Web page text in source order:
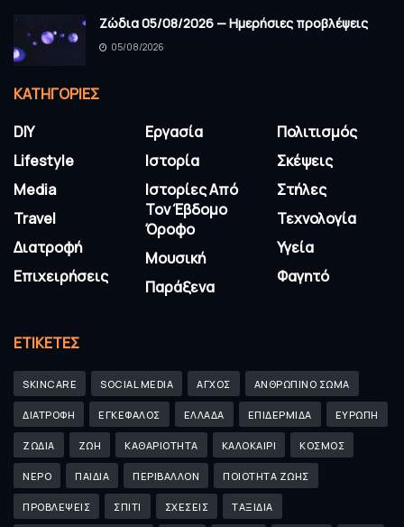
Ζώδια 05/08/2026 — Ημερήσιες προβλέψεις
05/08/2026
KΑΤΗΓΟΡΊΕΣ
DIY
Lifestyle
Media
Travel
Διατροφή
Επιχειρήσεις
Εργασία
Ιστορία
Ιστορίες Από
Τον Έβδομο
Όροφο
Μουσική
Παράξενα
Πολιτισμός
Σκέψεις
Στήλες
Τεχνολογία
Υγεία
Φαγητό
ΕΤΙΚΈΤΕΣ
SKINCARE SOCIAL MEDIA ΑΓΧΟΣ ΑΝΘΡΩΠΙΝΟ ΣΩΜΑ
ΔΙΑΤΡΟΦΗ ΕΓΚΕΦΑΛΟΣ ΕΛΛΑΔΑ ΕΠΙΔΕΡΜΙΔΑ ΕΥΡΩΠΗ
ΖΩΔΙΑ ΖΩΗ ΚΑΘΑΡΙΟΤΗΤΑ ΚΑΛΟΚΑΙΡΙ ΚΟΣΜΟΣ
ΝΕΡΟ ΠΑΙΔΙΑ ΠΕΡΙΒΑΛΛΟΝ ΠΟΙΟΤΗΤΑ ΖΩΗΣ
ΠΡΟΒΛΕΨΕΙΣ ΣΠΙΤΙ ΣΧΕΣΕΙΣ ΤΑΞΙΔΙΑ